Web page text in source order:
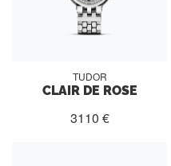
TUDOR
CLAIR DE ROSE
3110 €